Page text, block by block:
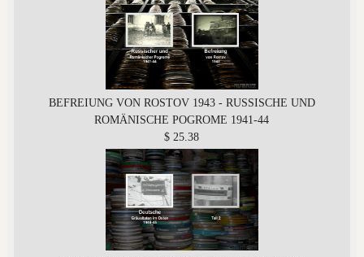
BEFREIUNG VON ROSTOV 1943 - RUSSISCHE UND
ROMÄNISCHE POGROME 1941-44
$ 25.38